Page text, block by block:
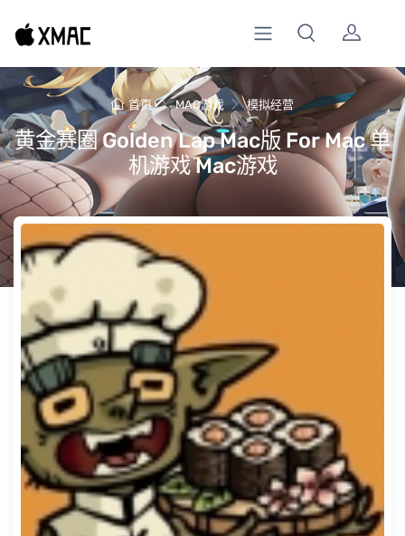
首页 MAC游戏 模拟经营
黄金赛圈 Golden Lap Mac版 For Mac 单
机游戏 Mac游戏